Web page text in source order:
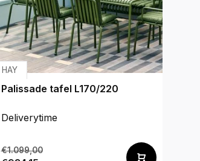
HAY
Palissade tafel L170/220
Deliverytime
€1.099,00